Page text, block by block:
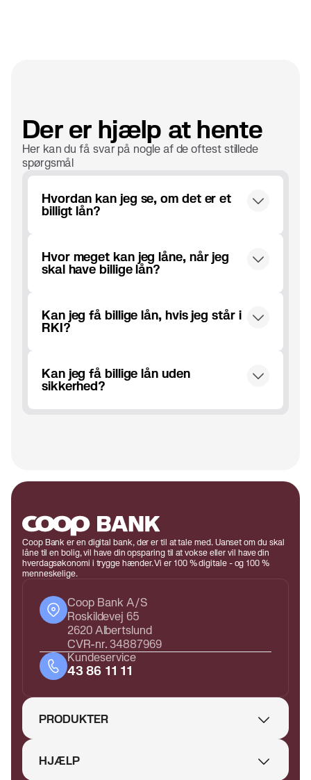
Der er hjælp at hente
Her kan du få svar på nogle af de oftest stillede
spørgsmål
Hvordan kan jeg se, om det er et
billigt lån?
billige lån, skal du tjekke lånets ÅOP – de
Årlige Omkostninger i Procent. ÅOP viser
Hvor meget kan jeg låne, når jeg
skal have billige lån?
350.000 kr. til en af markedets laveste
renter.
Kan jeg få billige lån, hvis jeg står i
RKI?
lån, så længe du står i RKI eller Debitor
Registret.
Kan jeg få billige lån uden
sikkerhed?
Coop Bank er en digital bank, der er til at tale med. Uanset om du skal
låne til en bolig, vil have din opsparing til at vokse eller vil have din
hverdagsøkonomi i trygge hænder. Vi er 100 % digitale - og 100 %
menneskelige.
Coop Bank A/S
Roskildevej 65
2620 Albertslund
CVR-nr. 34887969
Kundeservice
43 86 11 11
PRODUKTER
HJÆLP